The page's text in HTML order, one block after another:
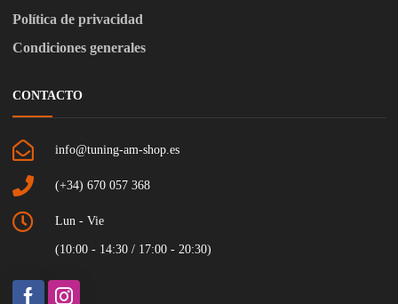
Política de privacidad
Condiciones generales
CONTACTO
info@tuning-am-shop.es
(+34) 670 057 368
Lun - Vie
(10:00 - 14:30 / 17:00 - 20:30)